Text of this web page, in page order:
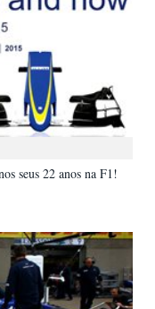
seus 22 anos na F1!